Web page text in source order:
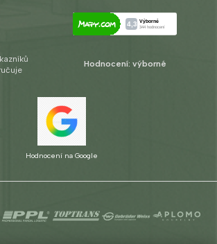
Hodnocení: výborné
Hodnocení na Google